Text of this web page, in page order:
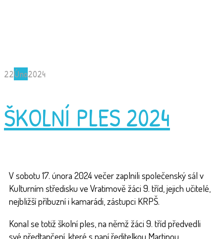
22Úno2024
ŠKOLNÍ PLES 2024
V sobotu 17. února 2024 večer zaplnili společenský sál v
Kulturním středisku ve Vratimově žáci 9. tříd, jejich učitelé,
nejbližší příbuzní i kamarádi, zástupci KRPŠ.
Konal se totiž školní ples, na němž žáci 9. tříd předvedli
své předtančení, které s paní ředitelkou Martinou